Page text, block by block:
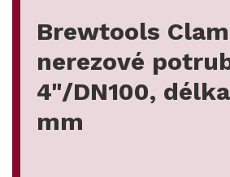
Brewtools
nerezové
4"/DN100,
mm